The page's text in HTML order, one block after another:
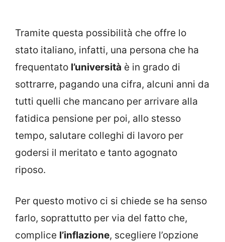
Tramite questa possibilità che offre lo
stato italiano, infatti, una persona che ha
frequentato l’università è in grado di
sottrarre, pagando una cifra, alcuni anni da
tutti quelli che mancano per arrivare alla
fatidica pensione per poi, allo stesso
tempo, salutare colleghi di lavoro per
godersi il meritato e tanto agognato
riposo.
Per questo motivo ci si chiede se ha senso
farlo, soprattutto per via del fatto che,
complice l’inflazione, scegliere l’opzione